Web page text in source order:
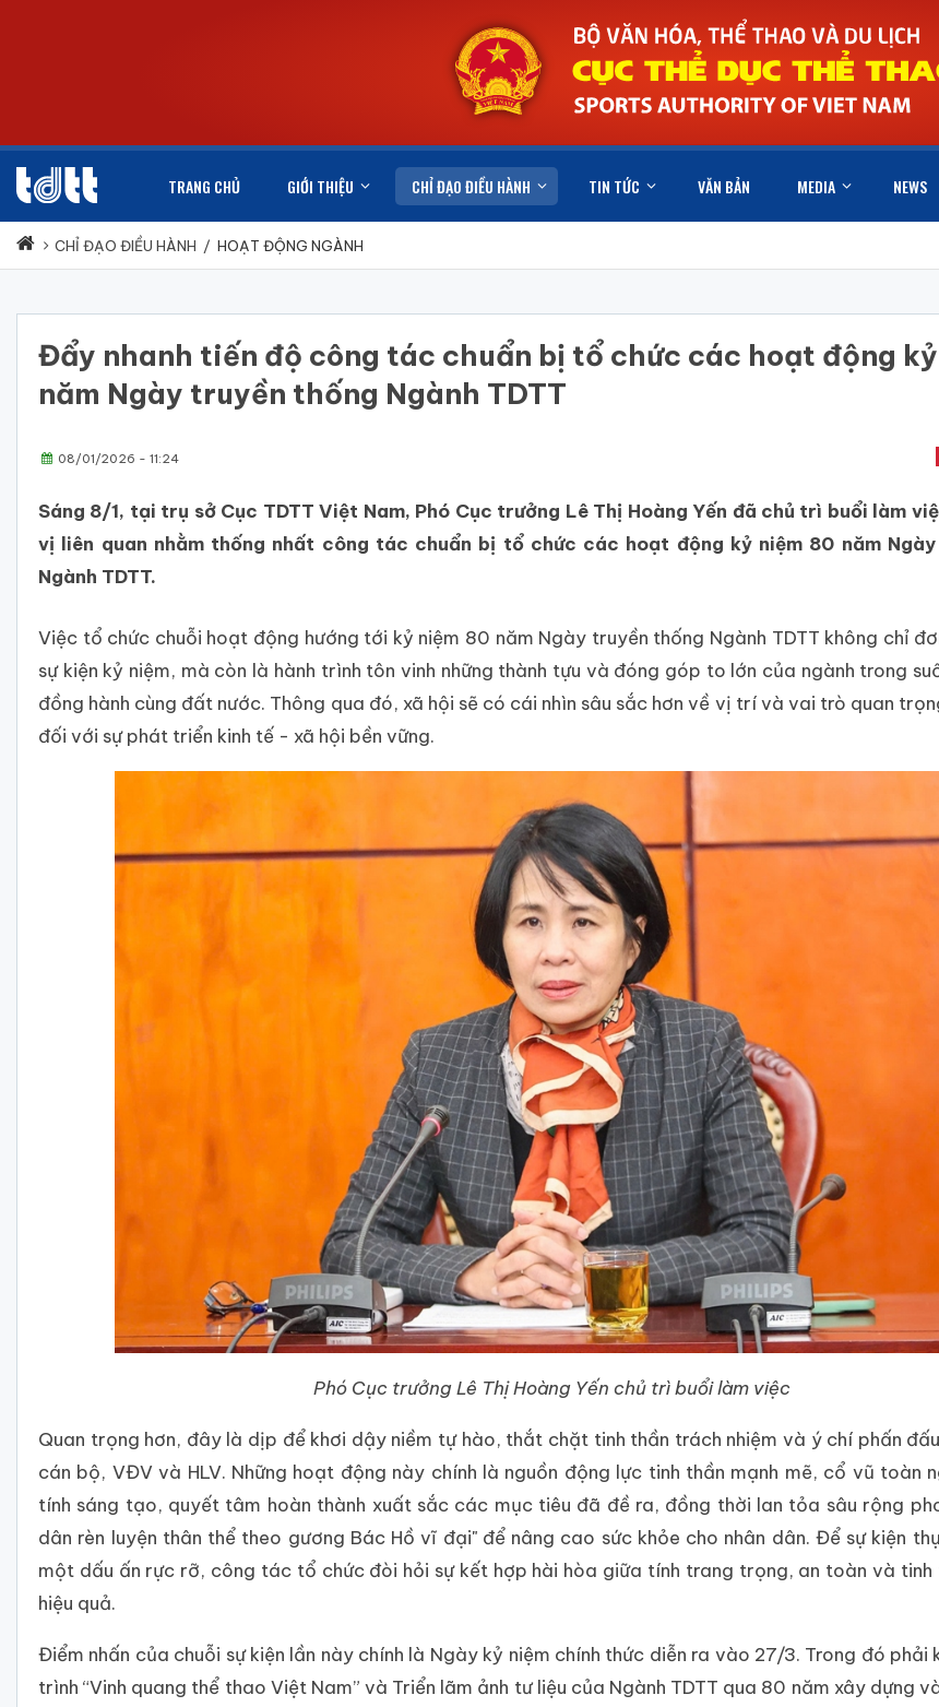
TRANG CHỦ GIỚI THIỆU CHỈ ĐẠO ĐIỀU HÀNH TIN TỨC VĂN BẢN MEDIA NEWS
CHỈ ĐẠO ĐIỀU HÀNH / HOẠT ĐỘNG NGÀNH
Đẩy nhanh tiến độ công tác chuẩn bị tổ chức các hoạt động
năm Ngày truyền thống Ngành TDTT
08/01/2026 - 11:24
Sáng 8/1, tại trụ sở Cục TDTT Việt Nam, Phó Cục trưởng Lê Thị Hoàng Yến đã chủ trì buổi làm
vị liên quan nhằm thống nhất công tác chuẩn bị tổ chức các hoạt động kỷ niệm 80 năm
Ngành TDTT.
Việc tổ chức chuỗi hoạt động hướng tới kỷ niệm 80 năm Ngày truyền thống Ngành TDTT không chỉ
sự kiện kỷ niệm, mà còn là hành trình tôn vinh những thành tựu và đóng góp to lớn của ngành trong
đồng hành cùng đất nước. Thông qua đó, xã hội sẽ có cái nhìn sâu sắc hơn về vị trí và vai trò quan
đối với sự phát triển kinh tế - xã hội bền vững.
Phó Cục trưởng Lê Thị Hoàng Yến chủ trì buổi làm việc
Quan trọng hơn, đây là dịp để khơi dậy niềm tự hào, thắt chặt tinh thần trách nhiệm và ý chí phấn
cán bộ, VĐV và HLV. Những hoạt động này chính là nguồn động lực tinh thần mạnh mẽ, cổ vũ toàn
tính sáng tạo, quyết tâm hoàn thành xuất sắc các mục tiêu đã đề ra, đồng thời lan tỏa sâu rộng
dân rèn luyện thân thể theo gương Bác Hồ vĩ đại" để nâng cao sức khỏe cho nhân dân. Để sự kiện
một dấu ấn rực rỡ, công tác tổ chức đòi hỏi sự kết hợp hài hòa giữa tính trang trọng, an toàn và tinh
hiệu quả.
Điểm nhấn của chuỗi sự kiện lần này chính là Ngày kỷ niệm chính thức diễn ra vào 27/3. Trong đó phải
trình “Vinh quang thể thao Việt Nam” và Triển lãm ảnh tư liệu của Ngành TDTT qua 80 năm xây dựng